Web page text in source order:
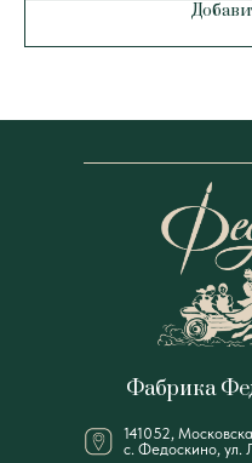
141052,
с. Федоскино, ул.
Фабрика